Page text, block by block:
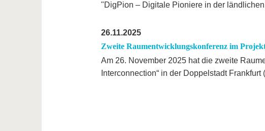
"DigPion – Digitale Pioniere in der
26.11.2025
Zweite Raumentwicklungskonferenz im
Am 26. November 2025 hat die zweite
Interconnection“ in der Doppelstadt Frankfurt